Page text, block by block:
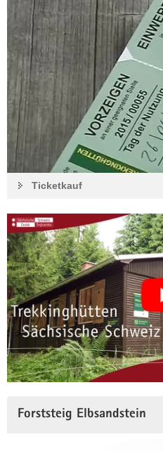
Ticketkauf
Forststeig Elbsandstein